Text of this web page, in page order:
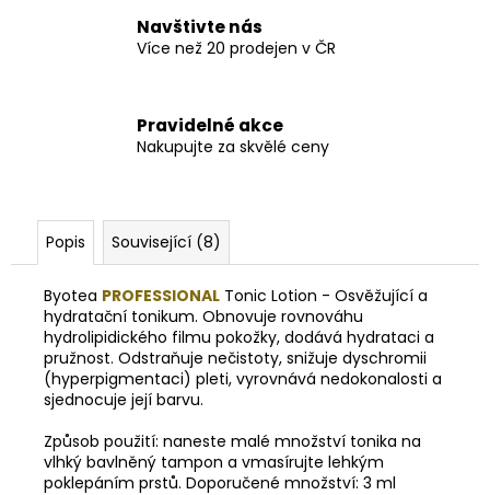
Navštivte nás
Více než 20 prodejen v ČR
Pravidelné akce
Nakupujte za skvělé ceny
Popis Související (8)
Byotea PROFESSIONAL Tonic Lotion - Osvěžující a
hydratační tonikum. Obnovuje rovnováhu
hydrolipidického filmu pokožky, dodává hydrataci a
pružnost. Odstraňuje nečistoty, snižuje dyschromii
(hyperpigmentaci) pleti, vyrovnává nedokonalosti a
sjednocuje její barvu.
Způsob použití: naneste malé množství tonika na
vlhký bavlněný tampon a vmasírujte lehkým
poklepáním prstů. Doporučené množství: 3 ml